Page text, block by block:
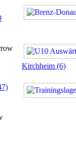
Kirchheim (6)